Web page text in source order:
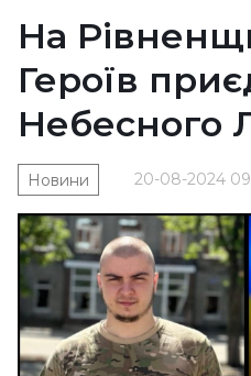
На
Героїв
Небесного
20-08-2024
Новини